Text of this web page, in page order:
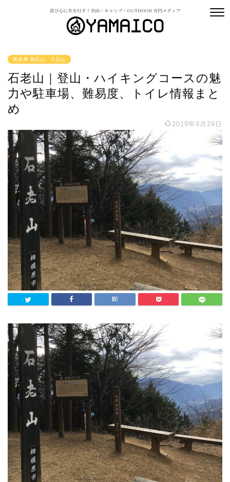
奥多摩 御岳山・大岳山
石老山｜登山・ハイキングコースの魅
力や駐車場、難易度、トイレ情報まと
め
2019年4月29日